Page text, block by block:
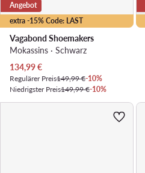
extra -15% Code: LAST
Angebot
Vagabond Shoemakers
Mokassins · Schwarz
Aktueller Preis
134,99€
Regulärer Preis149,99 €-10%
Niedrigster Preis149,99 €-10%